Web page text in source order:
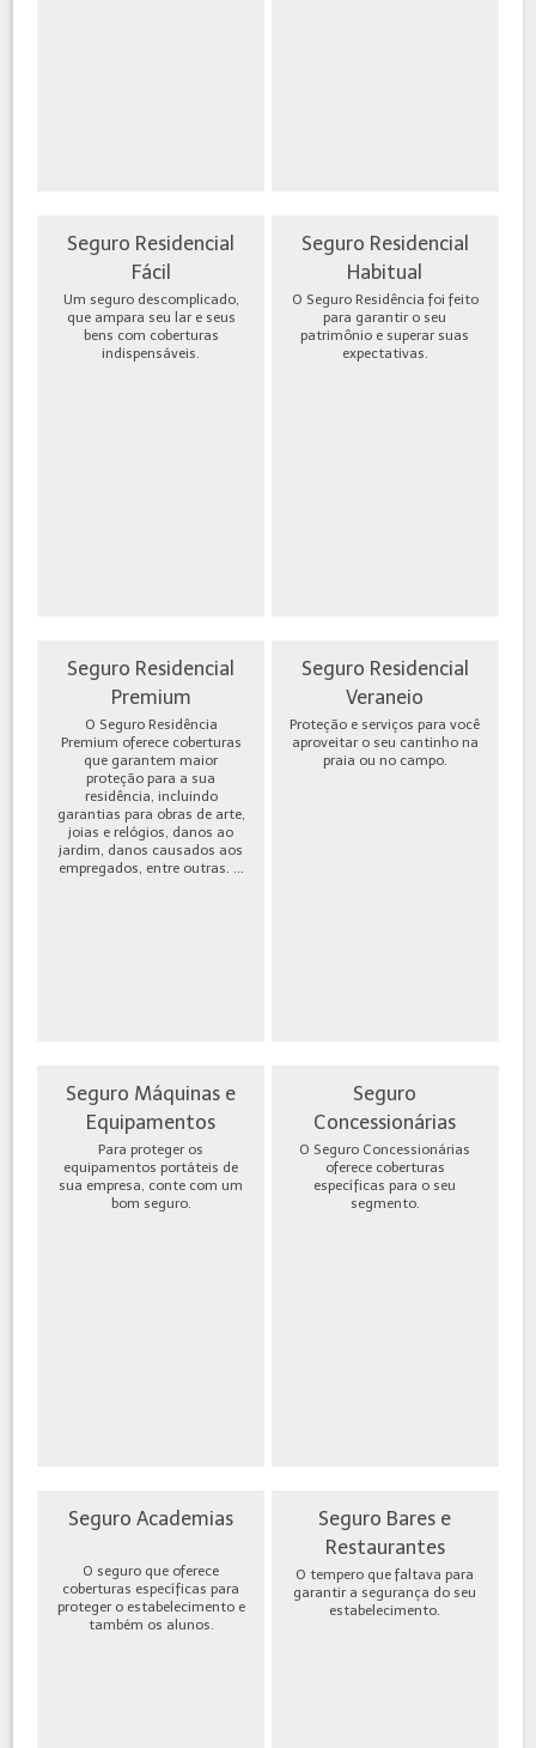
Seguro Residencial
Fácil
Um seguro descomplicado,
que ampara seu lar e seus
bens com coberturas
indispensáveis.
Seguro Residencial
Habitual
O Seguro Residência foi feito
para garantir o seu
patrimônio e superar suas
expectativas.
Seguro Residencial
Premium
O Seguro Residência
Premium oferece coberturas
que garantem maior
proteção para a sua
residência, incluindo
garantias para obras de arte,
joias e relógios, danos ao
jardim, danos causados aos
empregados, entre outras. ...
Seguro Residencial
Veraneio
Proteção e serviços para você
aproveitar o seu cantinho na
praia ou no campo.
Seguro Máquinas e
Equipamentos
Para proteger os
equipamentos portáteis de
sua empresa, conte com um
bom seguro.
Seguro
Concessionárias
O Seguro Concessionárias
oferece coberturas
específicas para o seu
segmento.
Seguro Academias
O seguro que oferece
coberturas específicas para
proteger o estabelecimento e
também os alunos.
Seguro Bares e
Restaurantes
O tempero que faltava para
garantir a segurança do seu
estabelecimento.